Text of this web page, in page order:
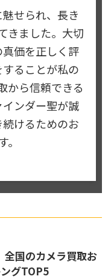
せられ、長き
きました。大切
価を正しく評
ることが私の
から信頼できる
ンダー聖が誠
けるためのお
全国のカメラ買取お
グTOP5